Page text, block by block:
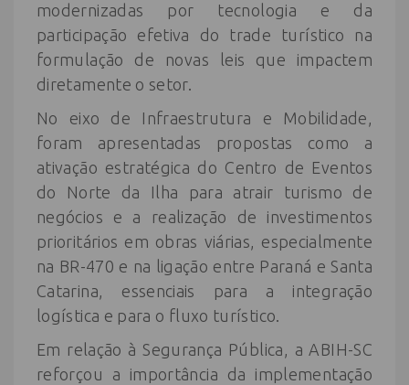
modernizadas por tecnologia e da
participação efetiva do trade turístico na
formulação de novas leis que impactem
diretamente o setor.
No eixo de Infraestrutura e Mobilidade,
foram apresentadas propostas como a
ativação estratégica do Centro de Eventos
do Norte da Ilha para atrair turismo de
negócios e a realização de investimentos
prioritários em obras viárias, especialmente
na BR-470 e na ligação entre Paraná e Santa
Catarina, essenciais para a integração
logística e para o fluxo turístico.
Em relação à Segurança Pública, a ABIH-SC
reforçou a importância da implementação